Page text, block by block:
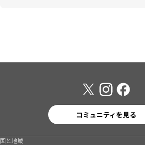
コミュニティを見る
国と地域